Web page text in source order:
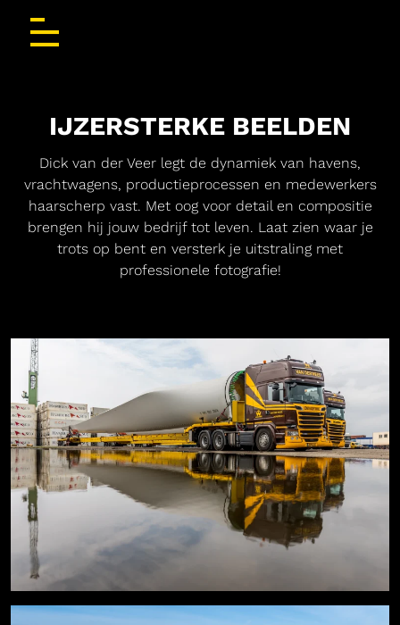
IJZERSTERKE BEELDEN
Dick van der Veer legt de dynamiek van havens,
vrachtwagens, productieprocessen en medewerkers
haarscherp vast. Met oog voor detail en compositie
brengen hij jouw bedrijf tot leven. Laat zien waar je
trots op bent en versterk je uitstraling met
professionele fotografie!